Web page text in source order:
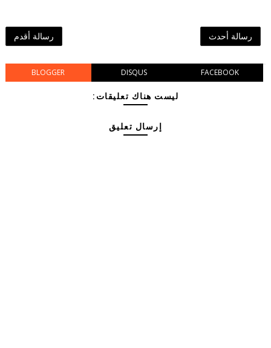
رسالة أحدث رسالة أقدم
BLOGGER DISQUS FACEBOOK
ليست هناك تعليقات:
إرسال تعليق